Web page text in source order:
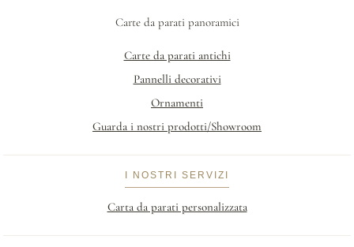
Carte da parati panoramici
Carte da parati antichi
Pannelli decorativi
Ornamenti
Guarda i nostri prodotti/Showroom
I NOSTRI SERVIZI
Carta da parati personalizzata